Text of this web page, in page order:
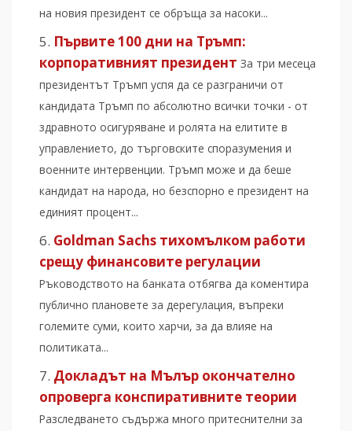
на новия президент се обръща за насоки...
Първите 100 дни на Тръмп:
корпоративният президент За три месеца
президентът Тръмп успя да се разграничи от
кандидата Тръмп по абсолютно всички точки - от
здравното осигуряване и ролята на елитите в
управлението, до търговските споразумения и
военните интервенции. Тръмп може и да беше
кандидат на народа, но безспорно е президент на
единият процент...
Goldman Sachs тихомълком работи
срещу финансовите регулации
Ръководството на банката отбягва да коментира
публично плановете за дерегулация, въпреки
големите суми, които харчи, за да влияе на
политиката...
Докладът на Мълър окончателно
опроверга конспиративните теории
Разследването съдържа много притеснителни за